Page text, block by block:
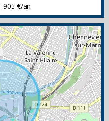
903 €/an